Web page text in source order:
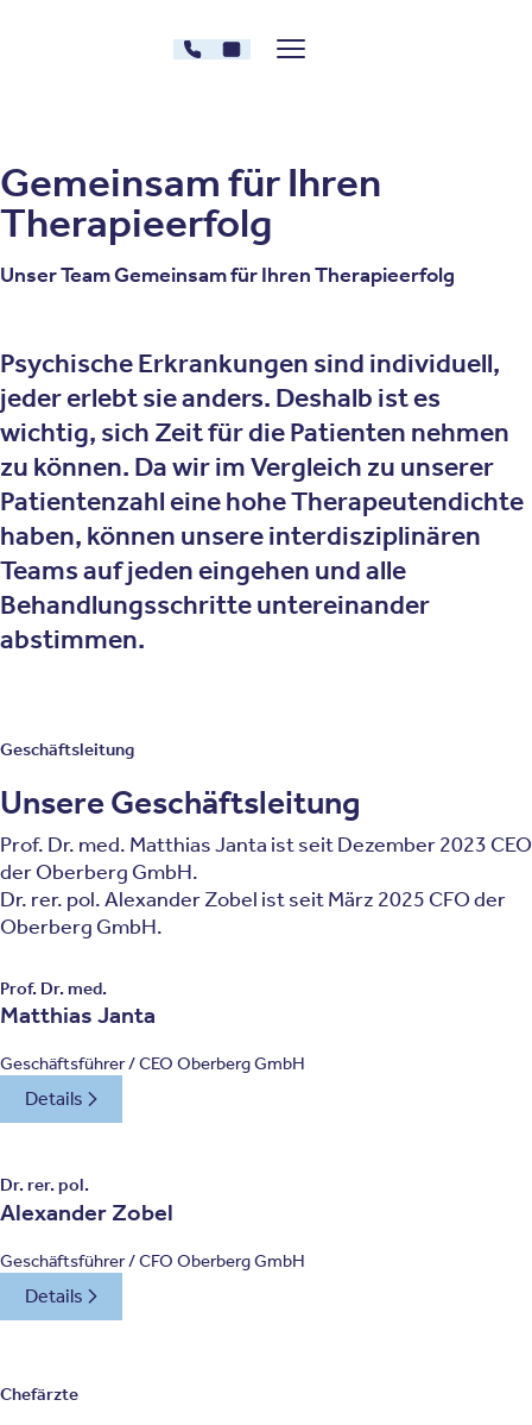
030 - 26478607
Kontakt
Menü zeigen/verstecken
Gemeinsam für Ihren
Therapieerfolg
Unser Team Gemeinsam für Ihren Therapieerfolg
Psychische Erkrankungen sind individuell,
jeder erlebt sie anders. Deshalb ist es
wichtig, sich Zeit für die Patienten nehmen
zu können. Da wir im Vergleich zu unserer
Patientenzahl eine hohe Therapeutendichte
haben, können unsere interdisziplinären
Teams auf jeden eingehen und alle
Behandlungsschritte untereinander
abstimmen.
Geschäftsleitung
Unsere Geschäftsleitung
Prof. Dr. med. Matthias Janta ist seit Dezember 2023 CEO
der Oberberg GmbH.
Dr. rer. pol. Alexander Zobel ist seit März 2025 CFO der
Oberberg GmbH.
Prof. Dr. med.
Matthias Janta
Geschäftsführer / CEO Oberberg GmbH
Details
Dr. rer. pol.
Alexander Zobel
Geschäftsführer / CFO Oberberg GmbH
Details
Chefärzte